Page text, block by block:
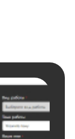
Вид работы:
Дата:2025-03-15
Автору огромное
спасибо за
сам подобрал
литературу,